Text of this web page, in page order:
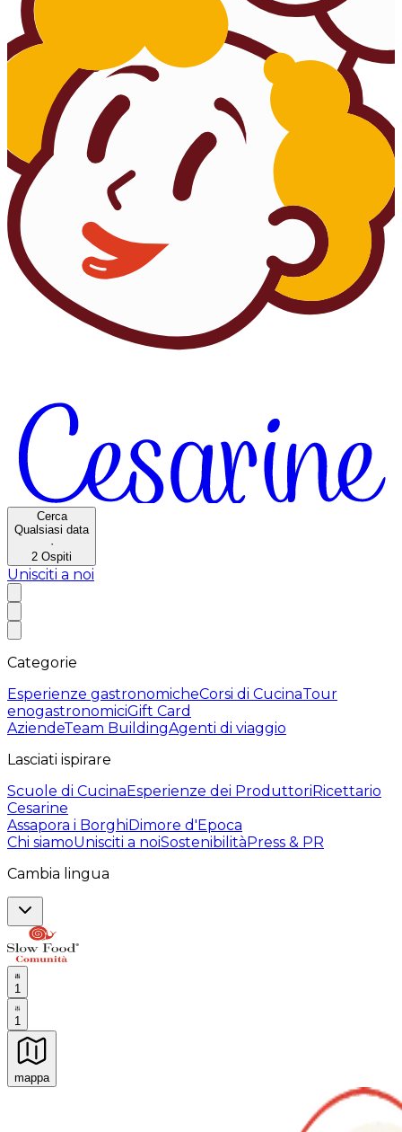
Cerca
Qualsiasi data
·
2 Ospiti
Unisciti a noi
Categorie
Esperienze gastronomicheCorsi di CucinaTour
enogastronomiciGift Card
AziendeTeam BuildingAgenti di viaggio
Lasciati ispirare
Scuole di CucinaEsperienze dei ProduttoriRicettario
Cesarine
Assapora i BorghiDimore d'Epoca
Chi siamoUnisciti a noiSostenibilitàPress & PR
Cambia lingua
1
1
mappa
Esperienze culinarie indimenticabili: Esperienze